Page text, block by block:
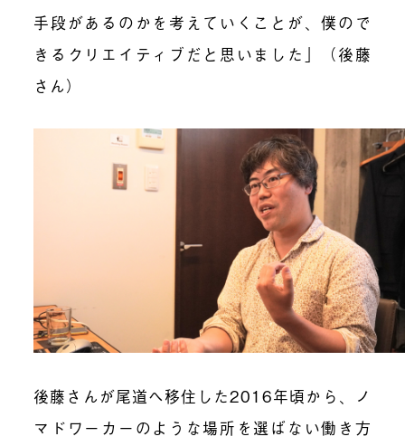
手段があるのかを考えていくことが、僕ので
きるクリエイティブだと思いました」（後藤
さん）
後藤さんが尾道へ移住した2016年頃から、ノ
マドワーカーのような場所を選ばない働き方